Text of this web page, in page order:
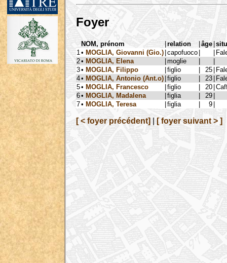
Foyer
NOM, prénom |relation |âge |
1 • MOGLIA, Giovanni (Gio.) |capofuoco | |
2• MOGLIA, Elena |moglie |
|
3• MOGLIA, Filippo |figlio | 25 |
4• MOGLIA, Antonio (Ant.o) |figlio | 23 |
5• MOGLIA, Francesco |figlio | 20 |
6• MOGLIA, Madalena |figlia | 29 |
7• MOGLIA, Teresa |figlia | 9 |
[ < foyer précédent] [ foyer suivant > ]